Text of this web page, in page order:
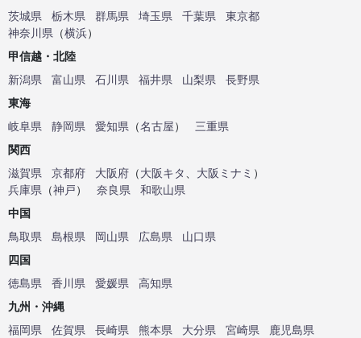
茨城県
栃木県 群馬県 埼玉県 千葉県
東京都
神奈川県 （横浜）
甲信越・北陸
新潟県
富山県 石川県 福井県 山梨県
長野県
東海
岐阜県
静岡県 愛知県 （名古屋）
三重県
関西
滋賀県
京都府 大阪府 （大阪キタ 大阪ミナミ ）
兵庫県 （神戸） 奈良県
和歌山県
中国
鳥取県
島根県 岡山県 広島県
山口県
四国
徳島県
香川県 愛媛県
高知県
九州・沖縄
福岡県
佐賀県 長崎県 熊本県 大分県 宮崎県
鹿児島県